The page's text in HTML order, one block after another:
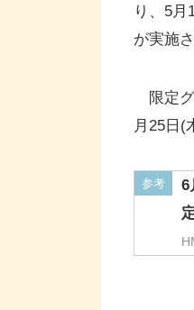
り、5月
が実施
限定グ
月25日(
参考
6